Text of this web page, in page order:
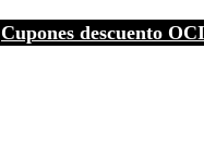
Cupones descuento